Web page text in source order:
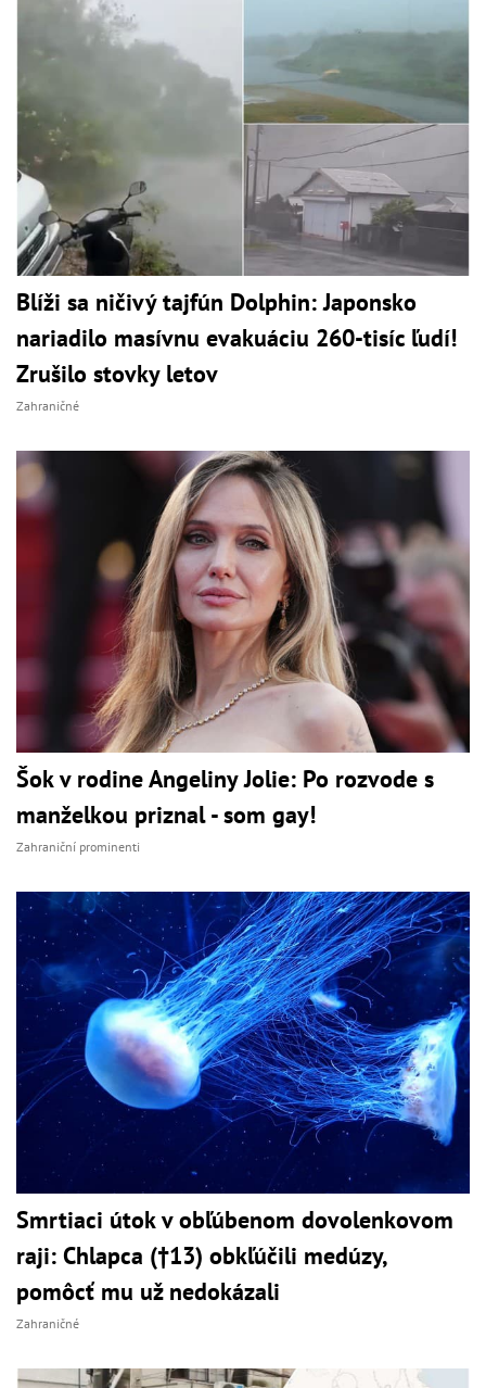
Blíži sa ničivý tajfún Dolphin: Japonsko
nariadilo masívnu evakuáciu 260-tisíc ľudí!
Zrušilo stovky letov
Zahraničné
Šok v rodine Angeliny Jolie: Po rozvode s
manželkou priznal - som gay!
Zahraniční prominenti
Smrtiaci útok v obľúbenom dovolenkovom
raji: Chlapca (†13) obkľúčili medúzy,
pomôcť mu už nedokázali
Zahraničné